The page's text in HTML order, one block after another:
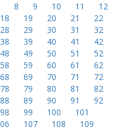
8 9 10 11
12
18 19 20 21
22
28 29 30 31
32
38 39 40 41
42
48 49 50 51
52
58 59 60 61
62
68 69 70 71
72
78 79 80 81
82
88 89 90 91
92
98 99 100
101
107 108
109